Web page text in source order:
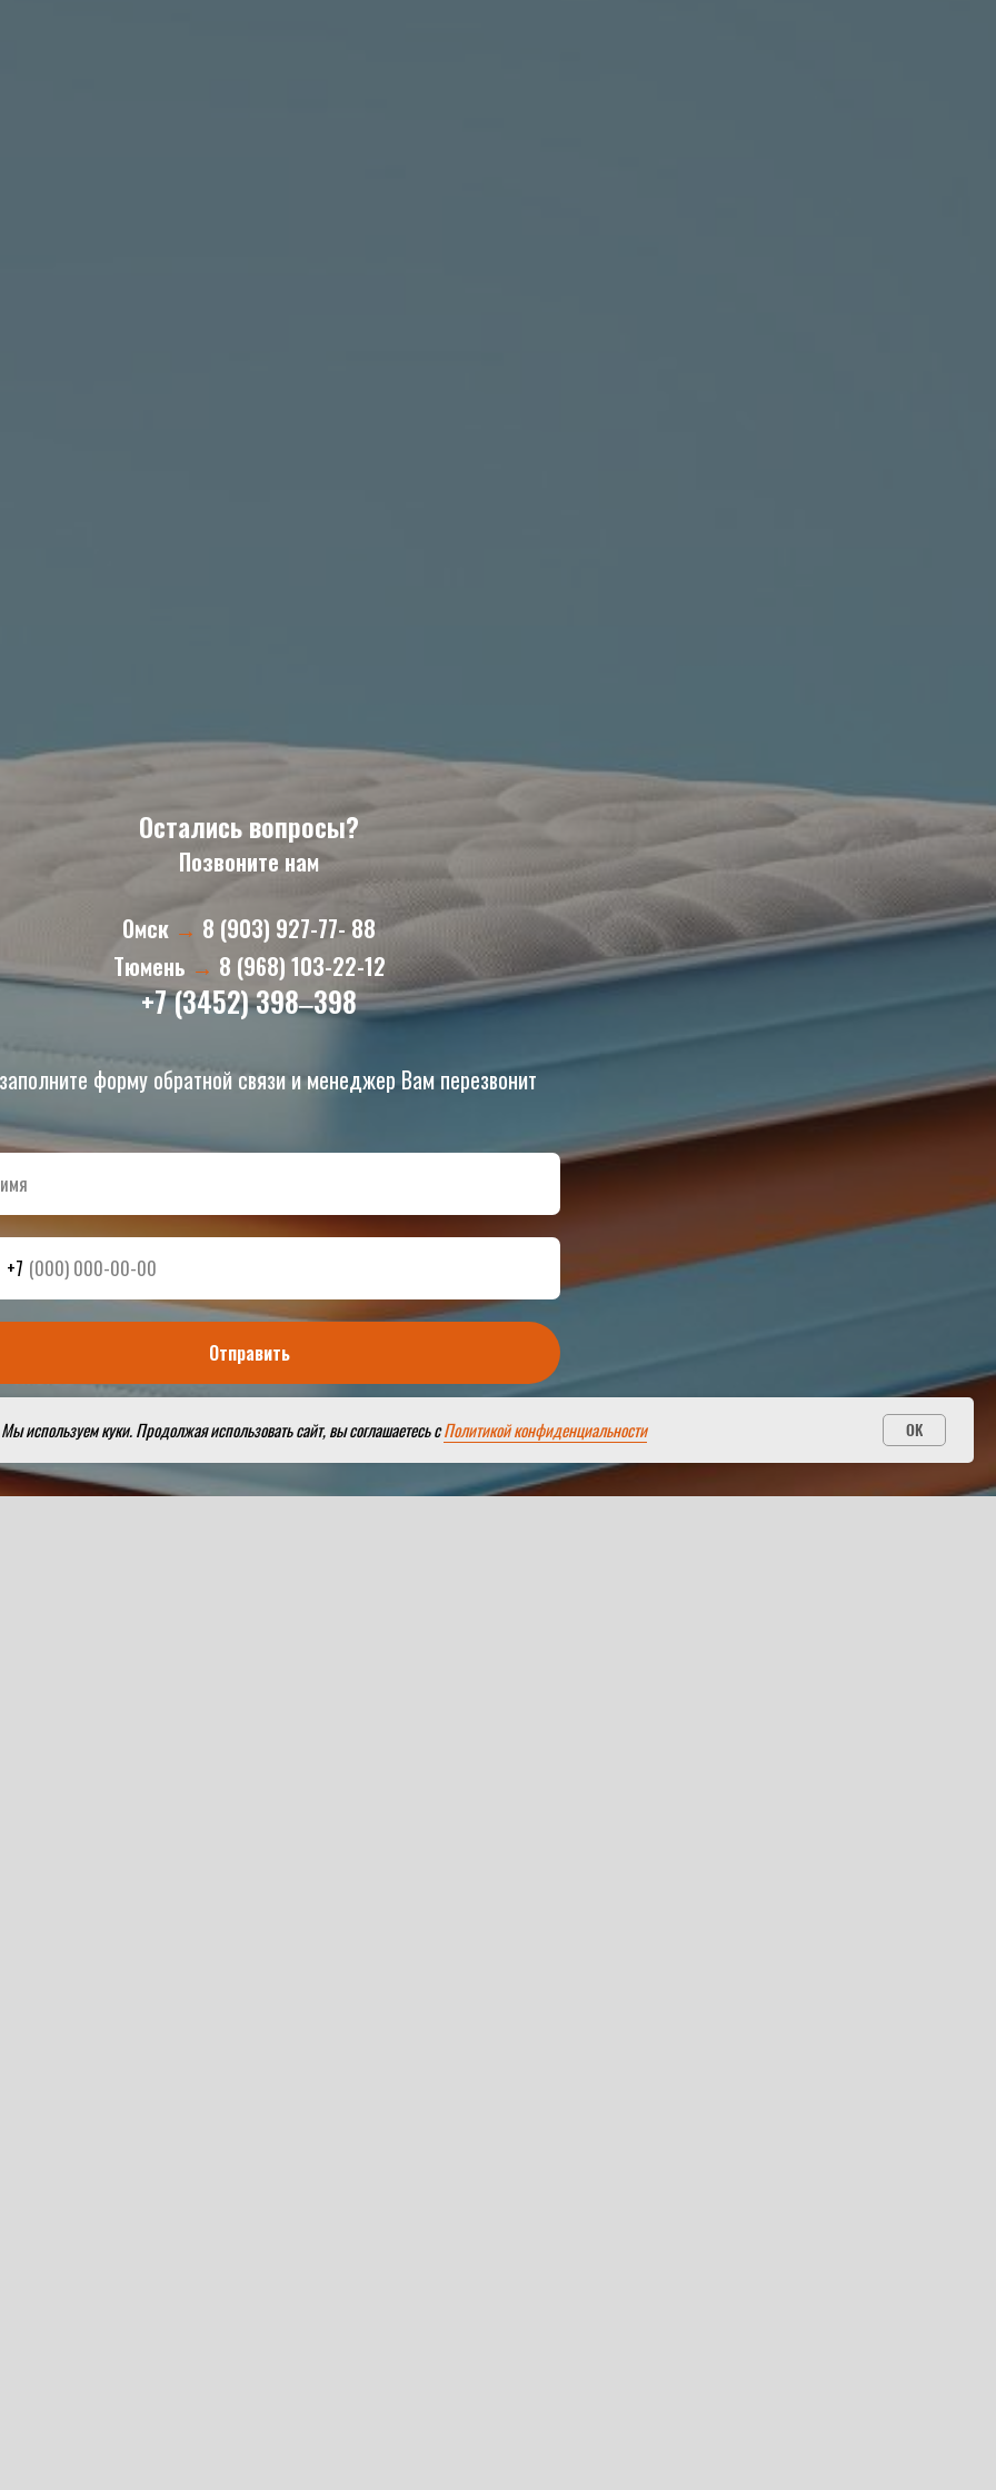
Мы используем куки. Продолжая использовать сайт, вы соглашаетесь сПолитикой конфиденциальности OK
Остались вопросы?
Позвоните нам
Омск → 8 (903) 927-77- 88
Тюмень → 8 (968) 103-22-12
+7 (3452) 398‒398
форму обратной связи и менеджер Вам перезвонит
+7
Отправить
Нажимая на кнопку вы соглашаетесь сполитикой конфиденциальности